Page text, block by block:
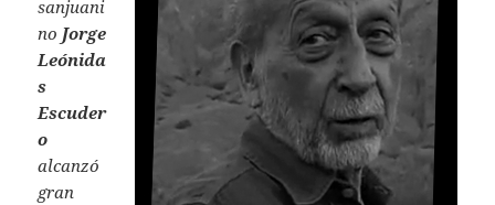
sanjuani
no Jorge
Leónida
s
Escuder
o
alcanzó
gran